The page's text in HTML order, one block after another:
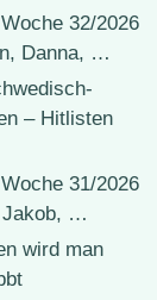
32/2026
Danna, …
– Hitlisten
31/2026
Jakob, …
wird man